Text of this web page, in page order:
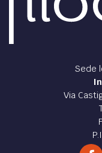
Sede
Via